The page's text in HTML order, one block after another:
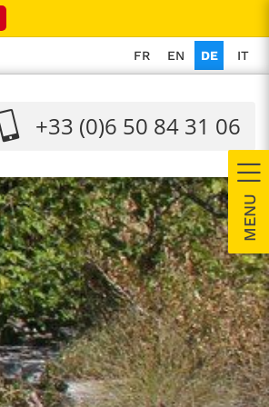
FR EN DE IT
+33 (0)6 50 84 31 06